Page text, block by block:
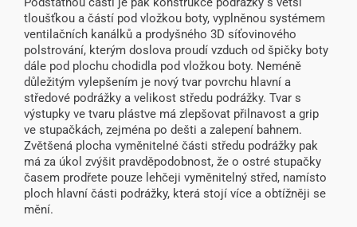
tloušťkou a částí pod vložkou boty, vyplněnou systémem
ventilačních kanálků a prodyšného 3D síťovinového
polstrování, kterým doslova proudí vzduch od špičky boty
dále pod plochu chodidla pod vložkou boty. Neméně
důležitým vylepšením je nový tvar povrchu hlavní a
středové podrážky a velikost středu podrážky. Tvar s
výstupky ve tvaru plástve má zlepšovat přilnavost a grip
ve stupačkách, zejména po dešti a zalepení bahnem.
Zvětšená plocha vyměnitelné části středu podrážky pak
má za úkol zvýšit pravděpodobnost, že o ostré stupačky
časem prodřete pouze lehčeji vyměnitelný střed, namísto
ploch hlavní části podrážky, která stojí více a obtížněji se
mění.